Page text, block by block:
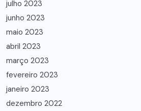
julho 2023
junho 2023
maio 2023
abril 2023
março 2023
fevereiro 2023
janeiro 2023
dezembro 2022